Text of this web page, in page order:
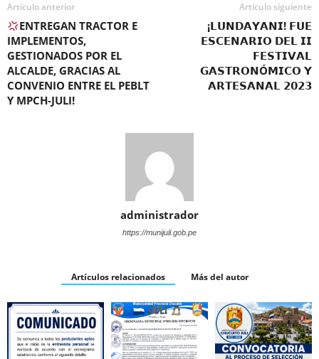
Artículo anterior
ENTREGAN TRACTOR E
IMPLEMENTOS,
GESTIONADOS POR EL
ALCALDE, GRACIAS AL
CONVENIO ENTRE EL PEBLT
Y MPCH-JULI!
Artículo siguiente
¡𝗟𝗨𝗡𝗗𝗔𝗬𝗔𝗡𝗜! 𝗙𝗨𝗘
𝗘𝗦𝗖𝗘𝗡𝗔𝗥𝗜𝗢 𝗗𝗘𝗟 𝗜𝗜
𝗙𝗘𝗦𝗧𝗜𝗩𝗔𝗟
𝗚𝗔𝗦𝗧𝗥𝗢𝗡Ó𝗠𝗜𝗖𝗢 𝗬
𝗔𝗥𝗧𝗘𝗦𝗔𝗡𝗔𝗟 𝟮𝟬𝟮𝟯
administrador
https://munijuli.gob.pe
Artículos relacionados Más del autor